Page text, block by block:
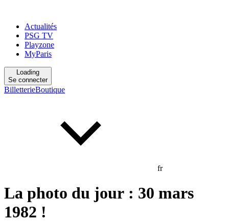
Actualités
PSG TV
Playzone
MyParis
Loading
Se connecter
BilletterieBoutique
fr
La photo du jour : 30 mars
1982 !